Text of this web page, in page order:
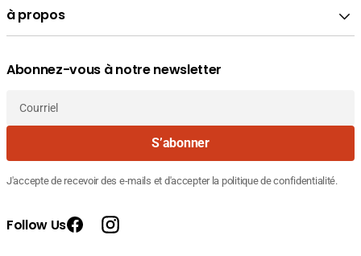
à propos
Abonnez-vous à notre newsletter
Courriel
S’abonner
J'accepte de recevoir des e-mails et d'accepter la politique de confidentialité.
Follow Us FacebookInstagram